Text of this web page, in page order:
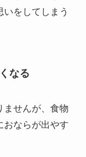
いをしてしまう
なる
ませんが、食物
おならが出やす